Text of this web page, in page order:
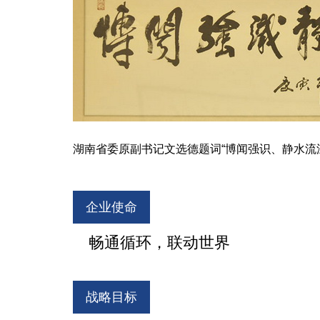
湖南省委原副书记文选德题词“博闻强识、静水流
企业使命
畅通循环，联动世界
战略目标